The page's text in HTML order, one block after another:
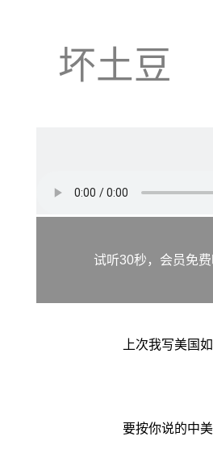
坏土豆
试听30秒，会员免
上次我写美国
要按你说的中